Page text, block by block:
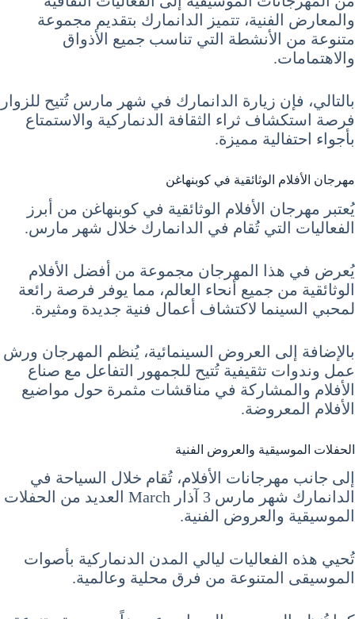
والمعارض الفنية، تتميز الدانمارك بتقديم مجموعة
متنوعة من الأنشطة التي تناسب جميع الأذواق
والاهتمامات.
بالتالي، فإن زيارة الدانمارك في شهر مارس تُتيح للزوار
فرصة استكشاف ثراء الثقافة الدنماركية والاستمتاع
بأجواء احتفالية مميزة.
مهرجان الأفلام الوثائقية في كوبنهاغن
يُعتبر مهرجان الأفلام الوثائقية في كوبنهاغن من أبرز
الفعاليات التي تُقام في الدانمارك خلال شهر مارس.
يُعرض في هذا المهرجان مجموعة من أفضل الأفلام
الوثائقية من جميع أنحاء العالم، مما يوفر فرصة رائعة
لمحبي السينما لاكتشاف أعمال فنية جديدة ومثيرة.
بالإضافة إلى العروض السينمائية، يُنظم المهرجان ورش
عمل وندوات تثقيفية تُتيح للجمهور التفاعل مع صناع
الأفلام والمشاركة في مناقشات مثمرة حول مواضيع
الأفلام المعروضة.
الحفلات الموسيقية والعروض الفنية
إلى جانب مهرجانات الأفلام، تُقام خلال السياحة في
الدانمارك شهر مارس 3 آذار March العديد من الحفلات
الموسيقية والعروض الفنية.
تُحيي هذه الفعاليات ليالي المدن الدنماركية بأصوات
الموسيقى المتنوعة من فرق محلية وعالمية.